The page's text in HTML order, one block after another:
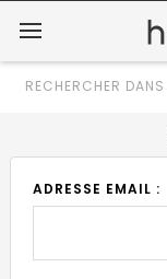
Rechercher
ADRESSE EMAIL :